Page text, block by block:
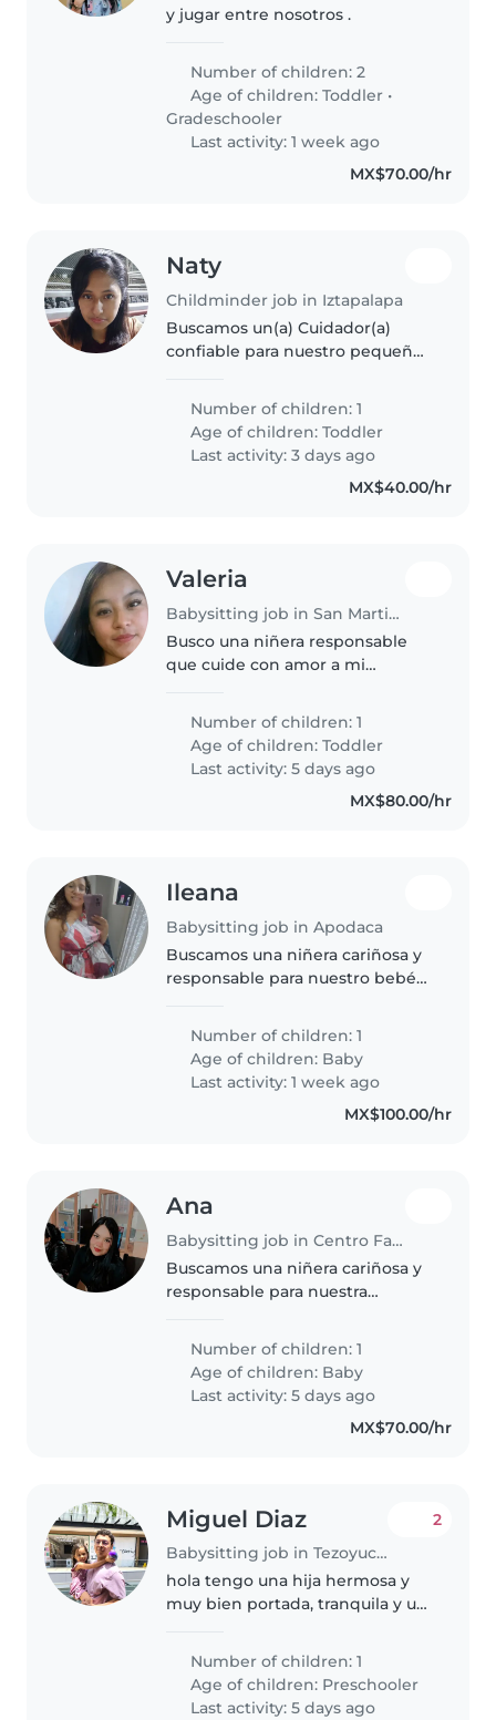
y jugar entre nosotros .
Number of children: 2
Age of children:Toddler •
Gradeschooler
Last activity: 1 week ago
MX$70.00/hr
Naty
Childminder job in Iztapalapa
Buscamos un(a) Cuidador(a)
confiable para nuestro pequeño
jugar y necesita a alguien que lo
cuide ¡Prefiero en casa para
mayor comodidad solo son
cuatro..
Number of children: 1
Age of children:Toddler
Last activity: 3 days ago
MX$40.00/hr
Valeria
Babysitting job in San Martin Texmelucan
Busco una niñera responsable
que cuide con amor a mi
3 años. Necesita estar cómoda
con estar detrás de mi pequeño
para que se le requerirá para
una..
Number of children: 1
Age of children:Toddler
Last activity: 5 days ago
MX$80.00/hr
Ileana
Babysitting job in Apodaca
Buscamos una niñera cariñosa y
responsable para nuestro bebé
ser cómoda con mascotas y
contar con experiencia previa en
el cuidado de bebés.
¡Contáctanos..
Number of children: 1
Age of children: Baby
Last activity: 1 week ago
MX$100.00/hr
Ana
Babysitting job in Centro Familiar la Soledad
Buscamos una niñera cariñosa y
responsable para nuestra
curioso, ¡le encanta explorar! Si
te interesa una casa llena de
risas..
Number of children: 1
Age of children: Baby
Last activity: 5 days ago
MX$70.00/hr
Miguel Diaz
Babysitting job in Tezoyuca (Estado de Morelos)
2
hola tengo una hija hermosa y
muy bien portada, tranquila y un
ayuden a cuidar, poner
actividades, cuidarla mientras
nada en su alberca (nadar con
Number of children: 1
Age of children: Preschooler
Last activity: 5 days ago